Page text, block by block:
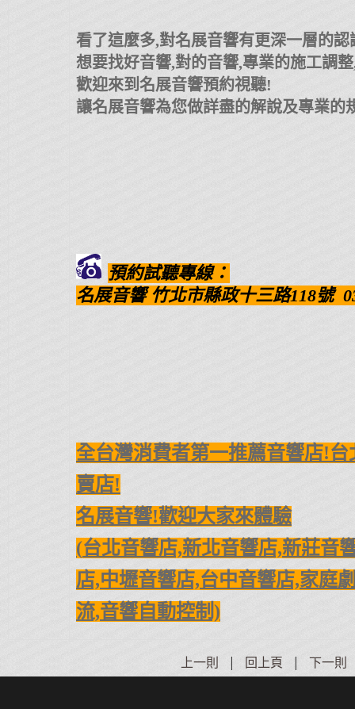
看了這麼多,對名展音響有更深一層的認
想要找好音響,對的音響,專業的施工調
歡迎來到名展音響預約視聽!
讓名展音響為您做詳盡的解說及專業的
預約試聽專線：
名展音響 竹北市縣政十三路118號
全台灣消費者第一推薦音響店!
賣店!
名展音響!歡迎大家來體驗
(台北音響店,新北音響店,新莊音
店,中壢音響店,台中音響店,家庭
流,音響自動控制)
上一則 | 回上頁 | 下一則